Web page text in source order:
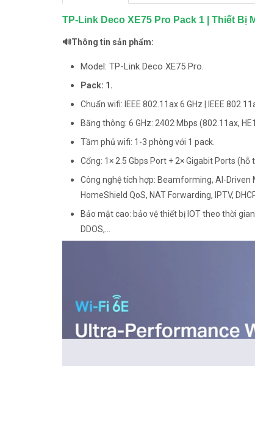
TP-Link Deco XE75 Pro Pack 1 | Thiết Bị
🔊Thông tin sản phẩm:
Model: TP-Link Deco XE75 Pro.
Pack: 1.
Chuẩn wifi: IEEE 802.11ax 6 GHz | IEEE
Băng thông: 6 GHz: 2402 Mbps (802.11ax,
Tầm phủ wifi: 1-3 phòng với 1 pack.
Cổng: 1× 2.5 Gbps Port + 2× Gigabit Ports (hỗ
Công nghệ tích hợp: Beamforming, AI-Driven
HomeShield QoS, NAT Forwarding, IPTV,
Bảo mật cao: bảo vệ thiết bị IOT theo thời
DDOS,...